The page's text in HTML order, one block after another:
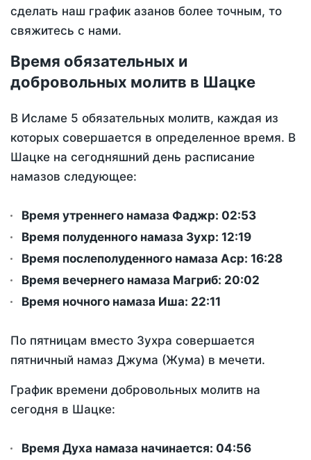
сделать наш график азанов более точным, то
свяжитесь с нами.
Время обязательных и
добровольных молитв в Шацке
В Исламе 5 обязательных молитв, каждая из
которых совершается в определенное время. В
Шацке на сегодняшний день расписание
намазов следующее:
Время утреннего намаза Фаджр: 02:53
Время полуденного намаза Зухр: 12:19
Время послеполуденного намаза Аср: 16:28
Время вечернего намаза Магриб: 20:02
Время ночного намаза Иша: 22:11
По пятницам вместо Зухра совершается
пятничный намаз Джума (Жума) в мечети.
График времени добровольных молитв на
сегодня в Шацке:
Время Духа намаза начинается: 04:56